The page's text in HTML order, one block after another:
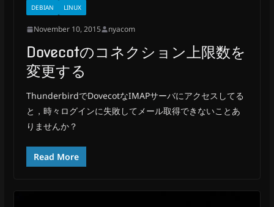
DEBIAN LINUX
November 10, 2015 nyacom
Dovecotのコネクション上限数を
変更する
ThunderbirdでDovecotなIMAPサーバにアクセスしてる
と，時々ログインに失敗してメール取得できないことあ
りませんか？
Read More